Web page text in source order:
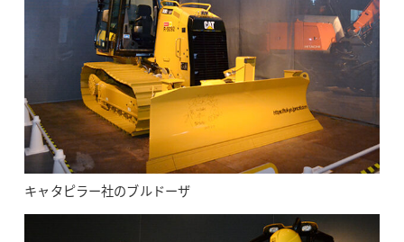
キャタピラー社のブルドーザ